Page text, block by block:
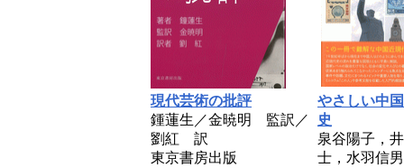
現代芸術の批評
鍾蓮生／金暁明 監訳／
劉紅 訳
東京書房出版
やさしい中
史
泉谷陽子，
士，水羽信男